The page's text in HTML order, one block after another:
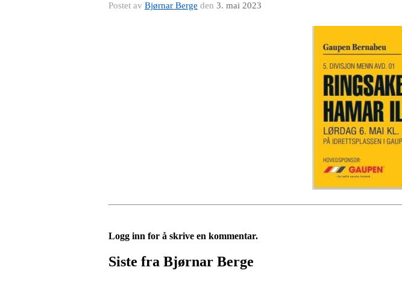
Postet av Bjørnar Berge den 3. mai 2023
Logg inn for å skrive en kommentar.
Siste fra Bjørnar Berge